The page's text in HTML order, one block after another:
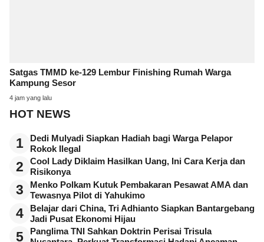
Satgas TMMD ke-129 Lembur Finishing Rumah Warga
Kampung Sesor
4 jam yang lalu
HOT NEWS
1
Dedi Mulyadi Siapkan Hadiah bagi Warga Pelapor
Rokok Ilegal
2
Cool Lady Diklaim Hasilkan Uang, Ini Cara Kerja dan
Risikonya
3
Menko Polkam Kutuk Pembakaran Pesawat AMA dan
Tewasnya Pilot di Yahukimo
4
Belajar dari China, Tri Adhianto Siapkan Bantargebang
Jadi Pusat Ekonomi Hijau
5
Panglima TNI Sahkan Doktrin Perisai Trisula